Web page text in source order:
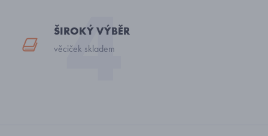
ŠIROKÝ VÝBĚR
věciček skladem